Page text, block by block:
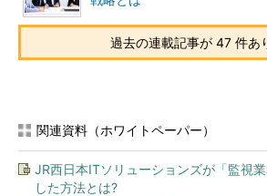
過去の連載記事が 47 件あ
関連資料（ホワイトペーパー）
JR西日本ITソリューションズが「監視
した方法とは?